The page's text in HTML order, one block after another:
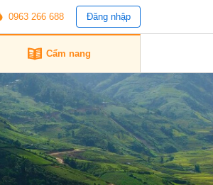
0963 266 688 Đăng nhập
Cẩm nang